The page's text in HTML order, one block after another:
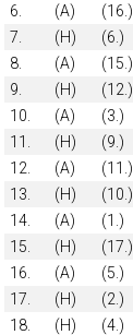
6.
(A) (16.)
7.
(H) (6.)
8.
(A) (15.)
9.
(H) (12.)
10.
(A) (3.)
11.
(H) (9.)
12.
(A) (11.)
13.
(H) (10.)
14.
(A) (1.)
15.
(H) (17.)
16.
(A) (5.)
17.
(H) (2.)
18.
(H) (4.)